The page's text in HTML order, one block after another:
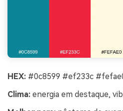
HEX: #0c8599 #ef233c
Clima: energia em destaque,